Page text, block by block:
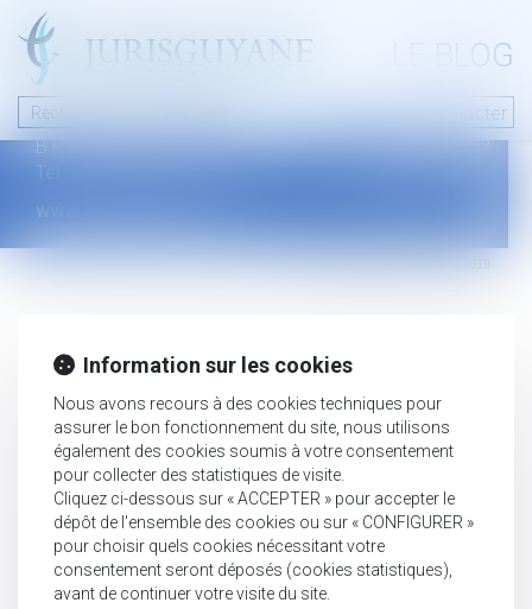
LE BLOG
Nous contacter
46 avenue de la liberté
B.P.315 - 97327 Cayenne Cedex
Tel : +594 594 29 45 35
www.jurisguyane.com
Mentions légales
Information sur les cookies
Nous avons recours à des cookies techniques pour
assurer le bon fonctionnement du site, nous utilisons
également des cookies soumis à votre consentement
pour collecter des statistiques de visite.
Cliquez ci-dessous sur « ACCEPTER » pour accepter le
dépôt de l'ensemble des cookies ou sur « CONFIGURER »
pour choisir quels cookies nécessitant votre
consentement seront déposés (cookies statistiques),
avant de continuer votre visite du site.